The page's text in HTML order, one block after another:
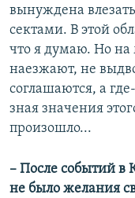
вынуждена
сектами. В этой
что я думаю. Но на
наезжают, не
соглашаются, а
зная значения
произошло...
– После событий в
не было желания